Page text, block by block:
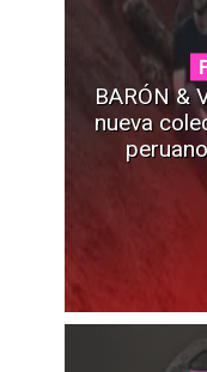
BARÓN &
nueva